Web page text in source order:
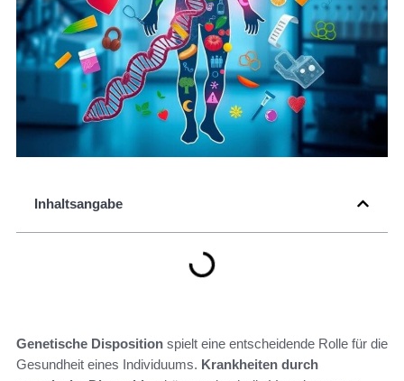
Inhaltsangabe
Genetische Disposition spielt eine entscheidende Rolle für die
Gesundheit eines Individuums. Krankheiten durch